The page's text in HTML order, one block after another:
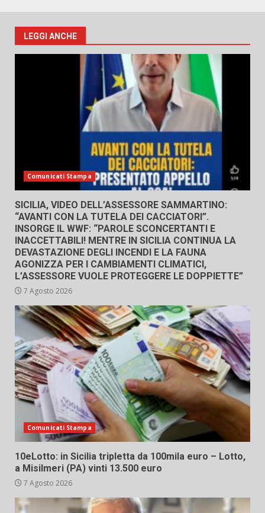
LEGGI ANCHE
Comunicati Stampa
SICILIA, VIDEO DELL’ASSESSORE SAMMARTINO:
“AVANTI CON LA TUTELA DEI CACCIATORI”.
INSORGE IL WWF: “PAROLE SCONCERTANTI E
INACCETTABILI! MENTRE IN SICILIA CONTINUA LA
DEVASTAZIONE DEGLI INCENDI E LA FAUNA
AGONIZZA PER I CAMBIAMENTI CLIMATICI,
L’ASSESSORE VUOLE PROTEGGERE LE DOPPIETTE”
7 Agosto 2026
Comunicati Stampa
10eLotto: in Sicilia tripletta da 100mila euro – Lotto,
a Misilmeri (PA) vinti 13.500 euro
7 Agosto 2026